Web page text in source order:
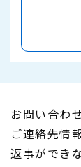
お問い合わ
ご連絡先情
返事ができ